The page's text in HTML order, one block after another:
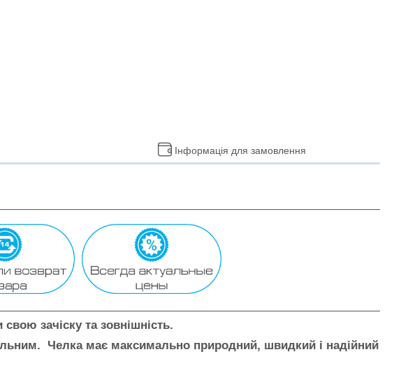
Інформація для замовлення
зачіску та зовнішність.
Челка має максимально природний, швидкий і надійний